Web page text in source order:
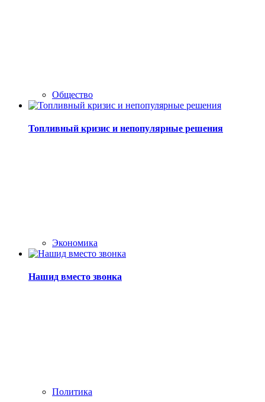
Общество
Топливный кризис и непопулярные решения
Экономика
Нашид вместо звонка
Политика